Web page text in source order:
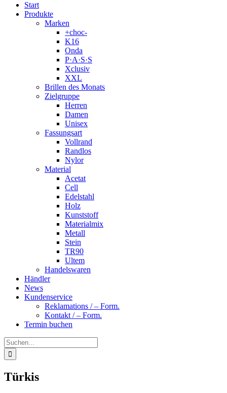
Start
Produkte
Marken
+choc-
K16
Onda
P·A·S·S
Xclusiv
XXL
Brillen des Monats
Zielgruppe
Herren
Damen
Unisex
Fassungsart
Vollrand
Randlos
Nylor
Material
Acetat
Cell
Edelstahl
Holz
Kunststoff
Materialmix
Metall
Stein
TR90
Ultem
Handelswaren
Händler
News
Kundenservice
Reklamations / – Form.
Kontakt / – Form.
Termin buchen
Suche
nach:
Türkis